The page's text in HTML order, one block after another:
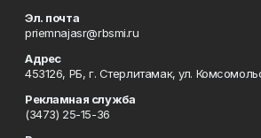
Эл. почта
priemnajasr@rbsmi.ru
Адрес
453126, РБ, г. Стерлитамак, ул.
Рекламная служба
(3473) 25-15-36